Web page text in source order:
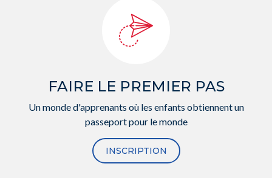
FAIRE LE PREMIER PAS
Un monde d'apprenants où les enfants obtiennent un
passeport pour le monde
INSCRIPTION